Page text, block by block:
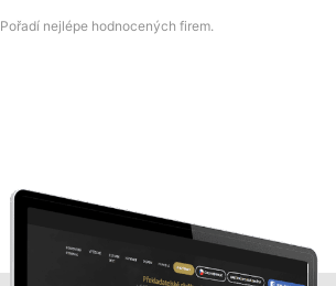
Pořadí nejlépe hodnocených firem.